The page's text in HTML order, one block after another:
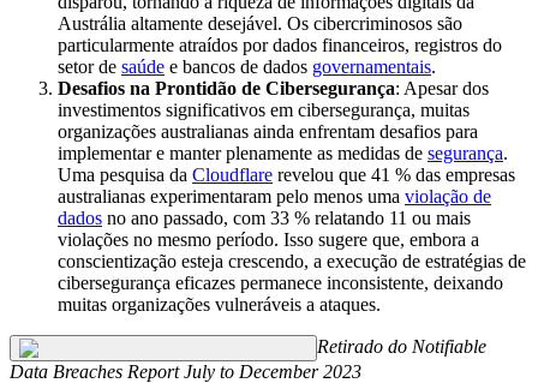
Austrália altamente desejável. Os cibercriminosos são
particularmente atraídos por dados financeiros, registros do
setor de saúde e bancos de dados governamentais.
Desafios na Prontidão de Cibersegurança: Apesar dos
investimentos significativos em cibersegurança, muitas
organizações australianas ainda enfrentam desafios para
implementar e manter plenamente as medidas de segurança.
Uma pesquisa da Cloudflare revelou que 41 % das empresas
australianas experimentaram pelo menos uma violação de
dados no ano passado, com 33 % relatando 11 ou mais
violações no mesmo período. Isso sugere que, embora a
conscientização esteja crescendo, a execução de estratégias de
cibersegurança eficazes permanece inconsistente, deixando
muitas organizações vulneráveis a ataques.
Retirado do Notifiable
Data Breaches Report July to December 2023